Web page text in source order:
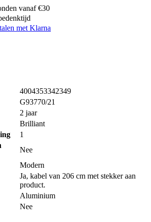
vanaf €30
met Klarna
4004353342349
G93770/21
2 jaar
Brilliant
1
Nee
Modern
Ja, kabel van 206 cm met stekker aan
product.
Aluminium
Nee